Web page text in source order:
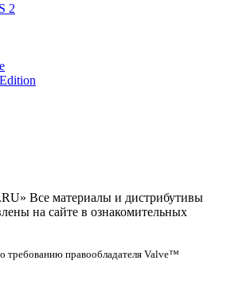
2
Все материалы и дистрибутивы
на сайте в ознакомительных
требованию правообладателя Valve™